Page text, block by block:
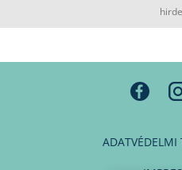
ADATVÉDELMI